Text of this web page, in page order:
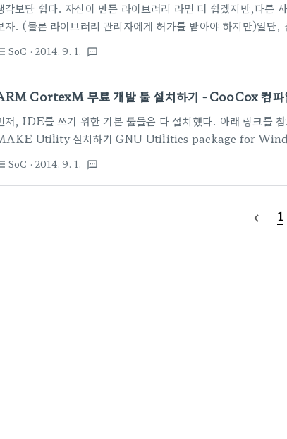
각보단 쉽다. 자신이 만든 라이브러리 라면 더 쉽겠지만,다른
자. (물론 라이브러리 관리자에게 허가를 받아야 하지만)일단,
대신한다. from : https://medium.com/@bjnhur/be-
..되길 바라지만 Be a Contrib..
SoC · 2014. 9. 1. textsms
CortexM 무료 개발 툴 설치하기 - CooCox 컴파
저, IDE를 쓰기 위한 기본 툴들은 다 설치했다. 아래 링크
Utility 설치하기 GNU Utilities package for
with the ARM GCC Compiler on Windows for the
SoC · 2014. 9. 1. textsms
navigate_before 1